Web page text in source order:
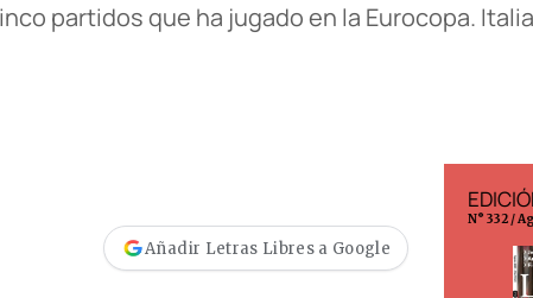
partidos que ha jugado en la Eurocopa.
Añadir Letras Libres a Google
N° 332 /